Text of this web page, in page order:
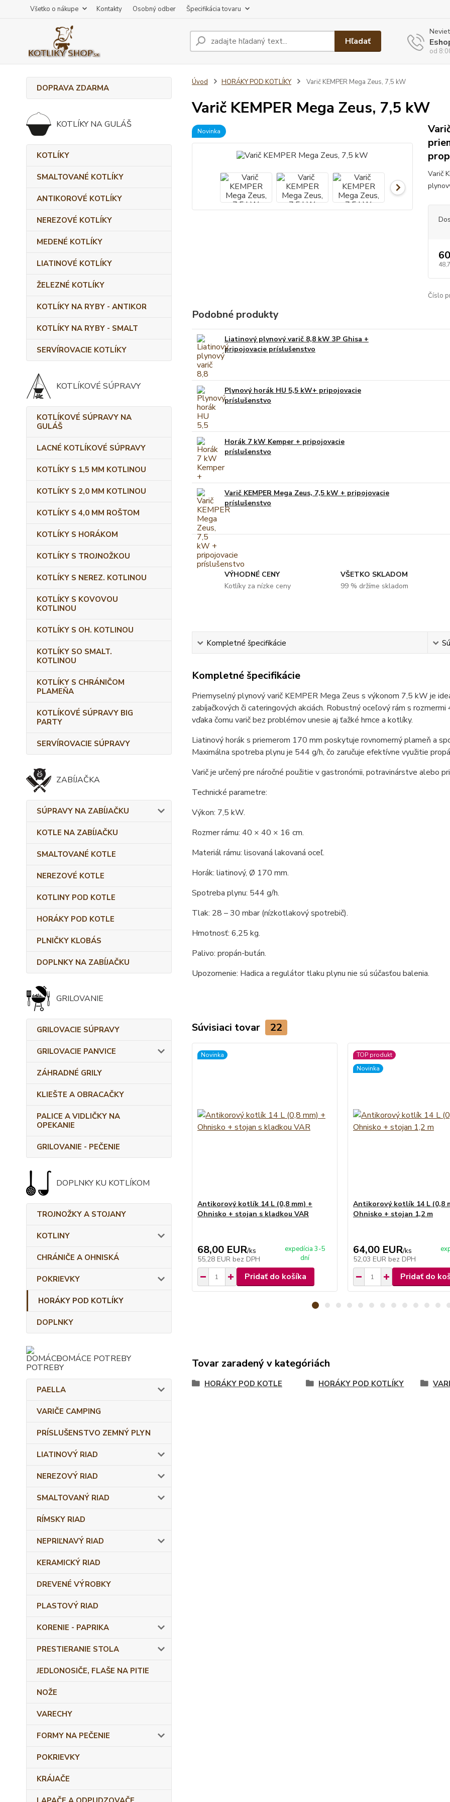
Všetko o nákupe Kontakty Osobný odber Špecifikácia tovaru
Hľadať
od
DOPRAVA ZDARMA
KOTLÍKY NA GULÁŠ
KOTLÍKY
SMALTOVANÉ KOTLÍKY
ANTIKOROVÉ KOTLÍKY
NEREZOVÉ KOTLÍKY
MEDENÉ KOTLÍKY
LIATINOVÉ KOTLÍKY
ŽELEZNÉ KOTLÍKY
KOTLÍKY NA RYBY - ANTIKOR
KOTLÍKY NA RYBY - SMALT
SERVÍROVACIE KOTLÍKY
KOTLÍKOVÉ SÚPRAVY
KOTLÍKOVÉ SÚPRAVY NA
GULÁŠ
LACNÉ KOTLÍKOVÉ SÚPRAVY
KOTLÍKY S 1,5 MM KOTLINOU
KOTLÍKY S 2,0 MM KOTLINOU
KOTLÍKY S 4,0 MM ROŠTOM
KOTLÍKY S HORÁKOM
KOTLÍKY S TROJNOŽKOU
KOTLÍKY S NEREZ. KOTLINOU
KOTLÍKY S KOVOVOU
KOTLINOU
KOTLÍKY S OH. KOTLINOU
KOTLÍKY SO SMALT.
KOTLINOU
KOTLÍKY S CHRÁNIČOM
PLAMEŇA
KOTLÍKOVÉ SÚPRAVY BIG
PARTY
SERVÍROVACIE SÚPRAVY
ZABÍJAČKA
SÚPRAVY NA ZABÍJAČKU
KOTLE NA ZABÍJAČKU
SMALTOVANÉ KOTLE
NEREZOVÉ KOTLE
KOTLINY POD KOTLE
HORÁKY POD KOTLE
PLNIČKY KLOBÁS
DOPLNKY NA ZABÍJAČKU
GRILOVANIE
GRILOVACIE SÚPRAVY
GRILOVACIE PANVICE
ZÁHRADNÉ GRILY
KLIEŠTE A OBRACAČKY
PALICE A VIDLIČKY NA
OPEKANIE
GRILOVANIE - PEČENIE
DOPLNKY KU KOTLÍKOM
TROJNOŽKY A STOJANY
KOTLINY
CHRÁNIČE A OHNISKÁ
POKRIEVKY
HORÁKY POD KOTLÍKY
DOPLNKY
DOMÁCE POTREBY
PAELLA
VARIČE CAMPING
PRÍSLUŠENSTVO ZEMNÝ PLYN
LIATINOVÝ RIAD
NEREZOVÝ RIAD
SMALTOVANÝ RIAD
RÍMSKY RIAD
NEPRIĽNAVÝ RIAD
KERAMICKÝ RIAD
DREVENÉ VÝROBKY
PLASTOVÝ RIAD
KORENIE - PAPRIKA
PRESTIERANIE STOLA
JEDLONOSIČE, FLAŠE NA PITIE
NOŽE
VARECHY
FORMY NA PEČENIE
POKRIEVKY
KRÁJAČE
Úvod HORÁKY POD KOTLÍKY Varič KEMPER Mega Zeus, 7,5 kW
Varič KEMPER Mega Zeus, 7,5 kW
Novinka
Varič
Číslo
Podobné produkty
Liatinový plynový varič 8,8 kW 3P Ghisa +
pripojovacie príslušenstvo
Plynový horák HU 5,5 kW+ pripojovacie
príslušenstvo
Horák 7 kW Kemper + pripojovacie
príslušenstvo
Varič KEMPER Mega Zeus, 7,5 kW + pripojovacie
príslušenstvo
VÝHODNÉ CENY
Kotlíky za nízke ceny
VŠETKO SKLADOM
99 % držíme skladom
Kompletné špecifikácie
Kompletné špecifikácie
Priemyselný plynový varič KEMPER Mega Zeus s výkonom 7,5 kW je
zabíjačkových či cateringových akciách. Robustný oceľový rám s
vďaka čomu varič bez problémov unesie aj ťažké hrnce a kotlíky.
Liatinový horák s priemerom 170 mm poskytuje rovnomerný plameň a
Maximálna spotreba plynu je 544 g/h, čo zaručuje efektívne využitie
Varič je určený pre náročné použitie v gastronómii, potravinárstve alebo
Technické parametre:
Výkon: 7,5 kW.
Rozmer rámu: 40 × 40 × 16 cm.
Materiál rámu: lisovaná lakovaná oceľ.
Horák: liatinový, Ø 170 mm.
Spotreba plynu: 544 g/h.
Tlak: 28 – 30 mbar (nízkotlakový spotrebič).
Hmotnosť: 6,25 kg.
Palivo: propán-bután.
Upozornenie: Hadica a regulátor tlaku plynu nie sú súčasťou balenia.
Súvisiaci tovar 22
Novinka
Antikorový kotlík 14 L (0,8 mm) +
Ohnisko + stojan s kladkou VAR
68,00 EUR/ks
55,28 EUR bez DPH
expedícia 3-5
dní
Pridať do košíka
TOP produkt
Novinka
Antikorový kotlík 14 L (0,8
Ohnisko + stojan 1,2 m
64,00 EUR/ks
52,03 EUR bez DPH
Pridať do
Tovar zaradený v kategóriách
HORÁKY POD KOTLE HORÁKY POD KOTLÍKY